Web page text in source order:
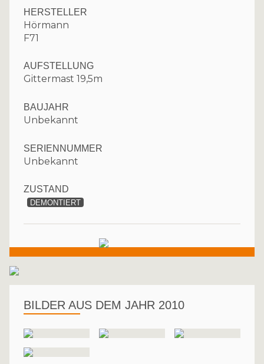
HERSTELLER
Hörmann
F71
AUFSTELLUNG
Gittermast 19,5m
BAUJAHR
Unbekannt
SERIENNUMMER
Unbekannt
ZUSTAND
DEMONTIERT
BILDER AUS DEM JAHR 2010